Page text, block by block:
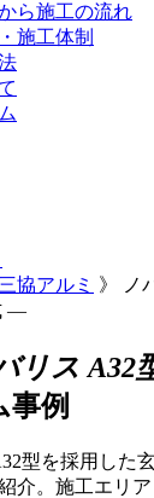
ら施工の流れ
施工体制
三協アルミ 》
ノ
—
リス A32
事例
型を採用した
介。施工エリ